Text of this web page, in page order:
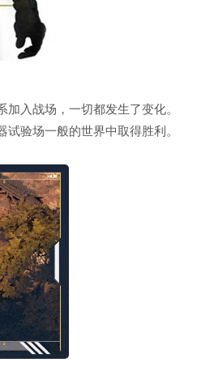
入战场，一切都发生了变化。
验场一般的世界中取得胜利。